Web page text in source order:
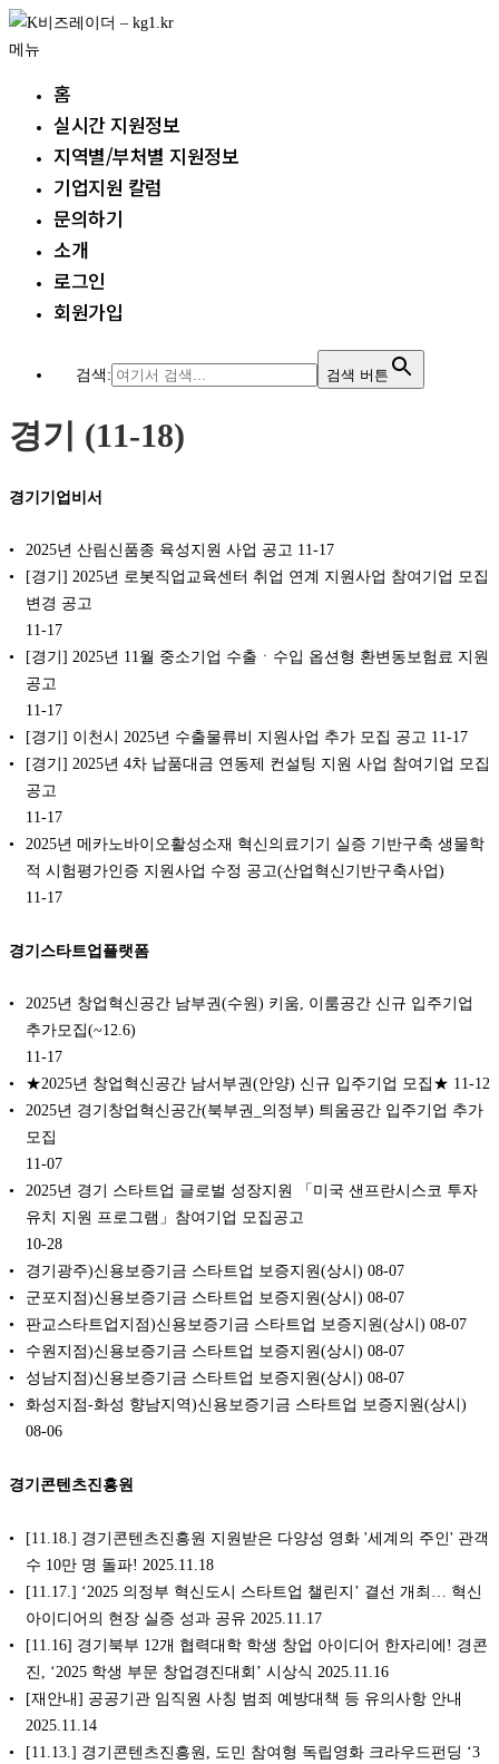
내
용
메뉴
홈
실시간 지원정보
지역별/부처별 지원정보
기업지원 칼럼
문의하기
소개
로그인
회원가입
검색: 검색 버튼
경기 (11-18)
경기기업비서
2025년 산림신품종 육성지원 사업 공고 11-17
[경기] 2025년 로봇직업교육센터 취업 연계 지원사업 참여기업 모집
변경 공고
11-17
[경기] 2025년 11월 중소기업 수출ㆍ수입 옵션형 환변동보험료 지원
공고
11-17
[경기] 이천시 2025년 수출물류비 지원사업 추가 모집 공고 11-17
[경기] 2025년 4차 납품대금 연동제 컨설팅 지원 사업 참여기업 모집
공고
11-17
2025년 메카노바이오활성소재 혁신의료기기 실증 기반구축 생물학
적 시험평가인증 지원사업 수정 공고(산업혁신기반구축사업)
11-17
경기스타트업플랫폼
2025년 창업혁신공간 남부권(수원) 키움, 이룸공간 신규 입주기업
추가모집(~12.6)
11-17
★2025년 창업혁신공간 남서부권(안양) 신규 입주기업 모집★ 11-12
2025년 경기창업혁신공간(북부권_의정부) 틔움공간 입주기업 추가
모집
11-07
2025년 경기 스타트업 글로벌 성장지원 「미국 샌프란시스코 투자
유치 지원 프로그램」참여기업 모집공고
10-28
경기광주)신용보증기금 스타트업 보증지원(상시) 08-07
군포지점)신용보증기금 스타트업 보증지원(상시) 08-07
판교스타트업지점)신용보증기금 스타트업 보증지원(상시) 08-07
수원지점)신용보증기금 스타트업 보증지원(상시) 08-07
성남지점)신용보증기금 스타트업 보증지원(상시) 08-07
화성지점-화성 향남지역)신용보증기금 스타트업 보증지원(상시)
08-06
경기콘텐츠진흥원
[11.18.] 경기콘텐츠진흥원 지원받은 다양성 영화 '세계의 주인' 관객
수 10만 명 돌파! 2025.11.18
[11.17.] ‘2025 의정부 혁신도시 스타트업 챌린지’ 결선 개최… 혁신
아이디어의 현장 실증 성과 공유 2025.11.17
[11.16] 경기북부 12개 협력대학 학생 창업 아이디어 한자리에! 경콘
진, ‘2025 학생 부문 창업경진대회’ 시상식 2025.11.16
[재안내] 공공기관 임직원 사칭 범죄 예방대책 등 유의사항 안내
2025.11.14
[11.13.] 경기콘텐츠진흥원, 도민 참여형 독립영화 크라우드펀딩 ‘3